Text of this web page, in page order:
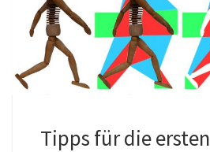
Tipps für die ersten